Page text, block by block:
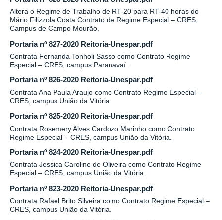
Altera o Regime de Trabalho de RT-20 para RT-40 horas do
Mário Filizzola Costa Contrato de Regime Especial – CRES,
Campus de Campo Mourão.
Portaria nº 827-2020 Reitoria-Unespar.pdf
Contrata Fernanda Tonholi Sasso como Contrato Regime
Especial – CRES, campus Paranavaí.
Portaria nº 826-2020 Reitoria-Unespar.pdf
Contrata Ana Paula Araujo como Contrato Regime Especial –
CRES, campus União da Vitória.
Portaria nº 825-2020 Reitoria-Unespar.pdf
Contrata Rosemery Alves Cardozo Marinho como Contrato
Regime Especial – CRES, campus União da Vitória.
Portaria nº 824-2020 Reitoria-Unespar.pdf
Contrata Jessica Caroline de Oliveira como Contrato Regime
Especial – CRES, campus União da Vitória.
Portaria nº 823-2020 Reitoria-Unespar.pdf
Contrata Rafael Brito Silveira como Contrato Regime Especial –
CRES, campus União da Vitória.